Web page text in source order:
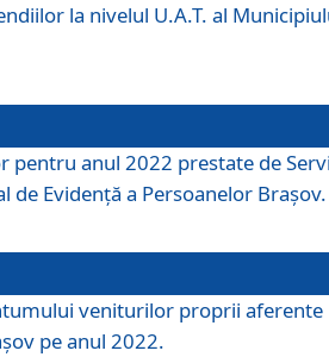
la nivelul U.A.T. al
pentru anul 2022 prestate de
de Evidență a Persoanelor Braşov.
veniturilor proprii aferente
pe anul 2022.